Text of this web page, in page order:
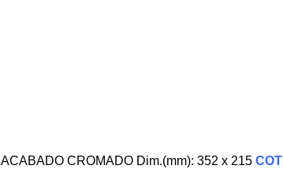
ACABADO CROMADO Dim.(mm): 352 x 215